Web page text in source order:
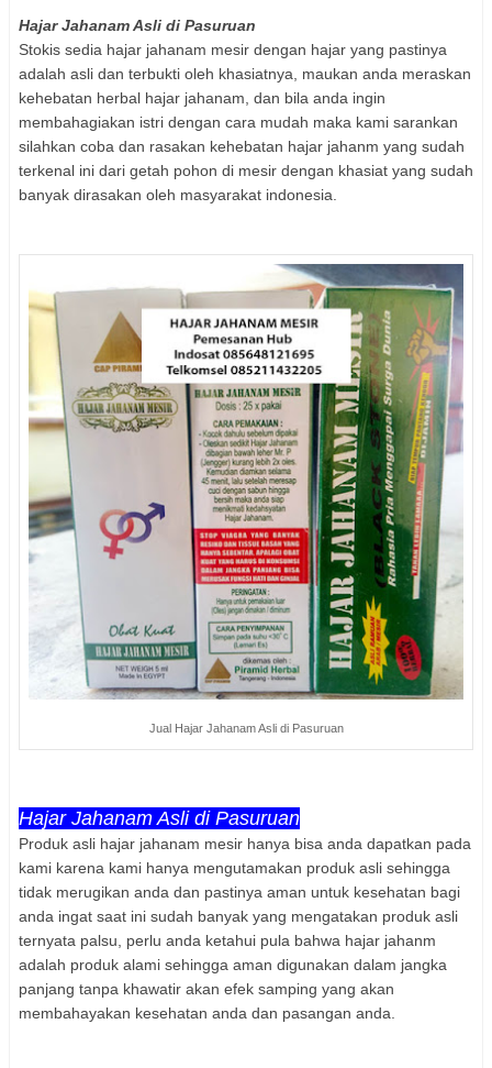
Hajar Jahanam Asli di Pasuruan
Stokis sedia hajar jahanam mesir dengan hajar yang pastinya
adalah asli dan terbukti oleh khasiatnya, maukan anda meraskan
kehebatan herbal hajar jahanam, dan bila anda ingin
membahagiakan istri dengan cara mudah maka kami sarankan
silahkan coba dan rasakan kehebatan hajar jahanm yang sudah
terkenal ini dari getah pohon di mesir dengan khasiat yang sudah
banyak dirasakan oleh masyarakat indonesia.
Jual Hajar Jahanam Asli di Pasuruan
Hajar Jahanam Asli di Pasuruan
Produk asli hajar jahanam mesir hanya bisa anda dapatkan pada
kami karena kami hanya mengutamakan produk asli sehingga
tidak merugikan anda dan pastinya aman untuk kesehatan bagi
anda ingat saat ini sudah banyak yang mengatakan produk asli
ternyata palsu, perlu anda ketahui pula bahwa hajar jahanm
adalah produk alami sehingga aman digunakan dalam jangka
panjang tanpa khawatir akan efek samping yang akan
membahayakan kesehatan anda dan pasangan anda.